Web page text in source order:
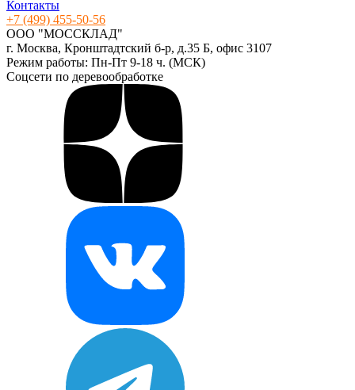
Контакты
+7 (499) 455-50-56
ООО "МОССКЛАД"
г. Москва, Кронштадтский б-р, д.35 Б, офис 3107
Режим работы: Пн-Пт 9-18 ч. (МСК)
Соцсети по деревообработке